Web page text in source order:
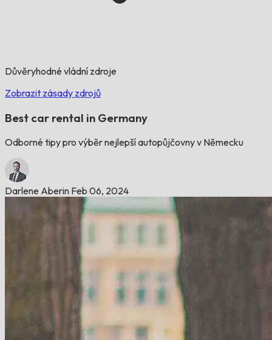
Důvěryhodné vládní zdroje
Zobrazit zásady zdrojů
Best car rental in Germany
Odborné tipy pro výběr nejlepší autopůjčovny v Německu
Darlene Aberin Feb 06, 2024